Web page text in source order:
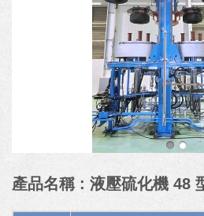
產品名稱 : 液壓硫化機 48